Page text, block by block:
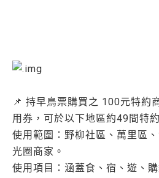
📌 持早鳥票購買之 100元特約
用券，可於以下地區約49間特
使用範圍：野柳社區、萬里區
光圈商家。
使用項目：涵蓋食、宿、遊、